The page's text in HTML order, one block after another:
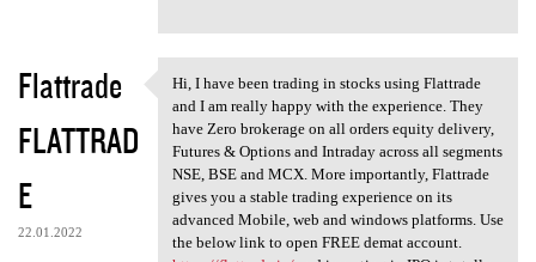
Flattrade
FLATTRAD
E
22.01.2022
Hi, I have been trading in
Hi, I have been trading in stocks using Flattrade
and I am really happy with the experience. They
have Zero brokerage on all orders equity delivery,
Futures & Options and Intraday across all segments
NSE, BSE and MCX. More importantly, Flattrade
gives you a stable trading experience on its
advanced Mobile, web and windows platforms. Use
the below link to open FREE demat account.